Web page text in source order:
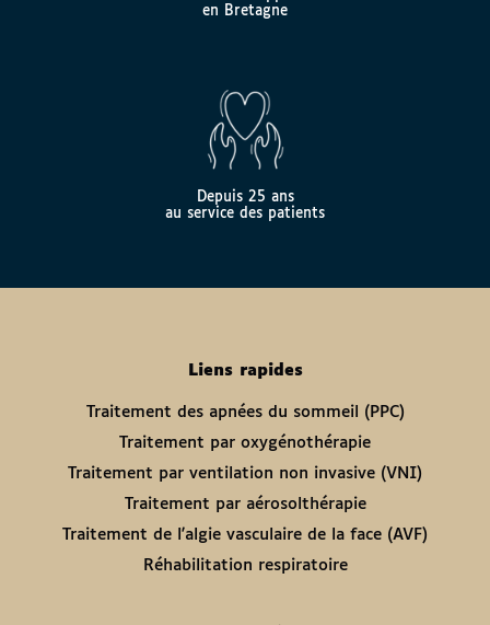
en Bretagne
Depuis 25 ans
au service des patients
Liens rapides
Traitement des apnées du sommeil (PPC)
Traitement par oxygénothérapie
Traitement par ventilation non invasive (VNI)
Traitement par aérosolthérapie
Traitement de l'algie vasculaire de la face (AVF)
Réhabilitation respiratoire